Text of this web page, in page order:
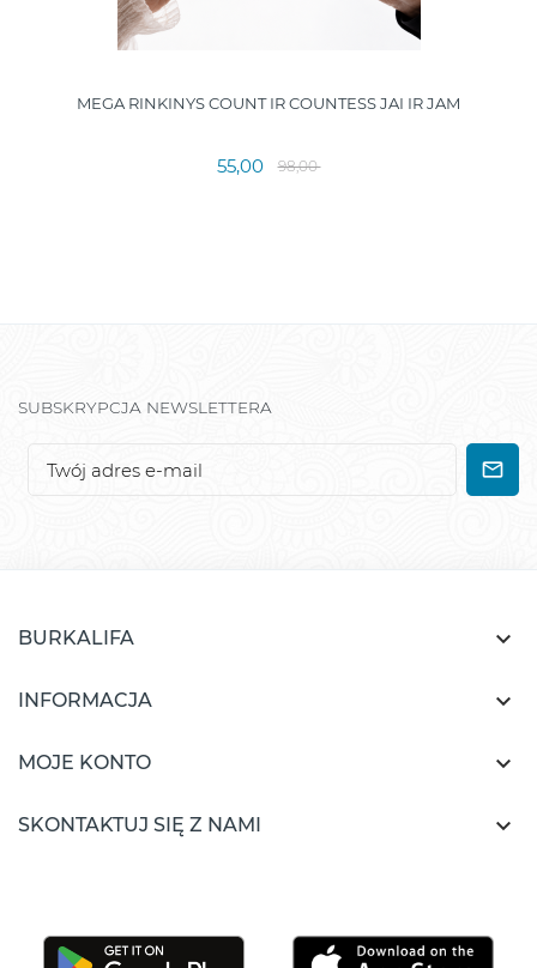
MEGA RINKINYS COUNT IR COUNTESS JAI IR JAM
55,00 98,00
SUBSKRYPCJA NEWSLETTERA
BURKALIFA 
INFORMACJA 
MOJE KONTO 
SKONTAKTUJ SIĘ Z NAMI 